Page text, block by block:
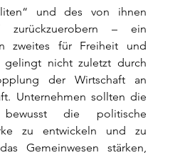
und des von ihnen
zurückzuerobern – ein
zweites für Freiheit und
gelingt nicht zuletzt durch
der Wirtschaft an
Unternehmen sollten die
die politische
zu entwickeln und zu
Gemeinwesen stärken,